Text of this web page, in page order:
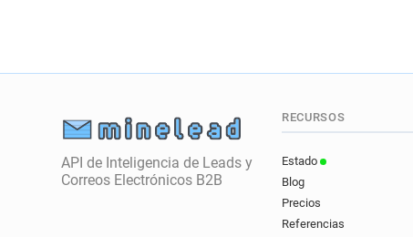
API de Inteligencia de Leads y
Correos Electrónicos B2B
RECURSOS
Estado
Blog
Precios
Referencias